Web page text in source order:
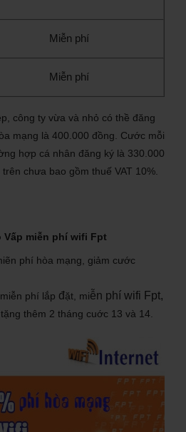
Miễn phí
Miễn phí
công ty vừa và nhỏ có thề đăng
mạng là 400.000 đồng. Cước mỗi
hợp cá nhân đăng ký là 330.000
chưa bao gồm thuế VAT 10%.
Vấp miễn phí wifi Fpt
phí hòa mạng, giảm cước
phí lắp đặt, miễn phí wifi Fpt,
thêm 2 tháng cuớc 13 và 14.